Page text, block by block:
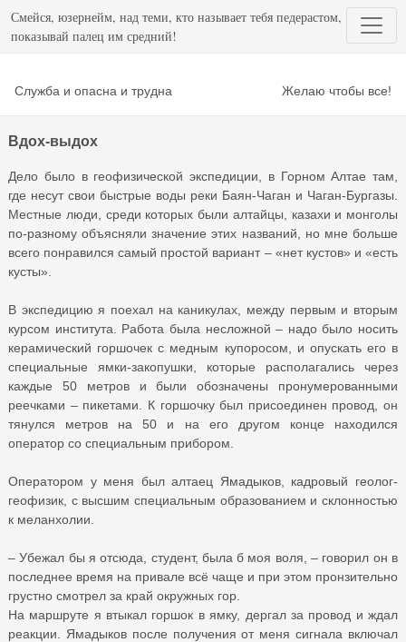
Смейся, юзернейм, над теми, кто называет тебя педерастом,
показывай палец им средний!
Служба и опасна и трудна Желаю чтобы все!
Вдох-выдох
Дело было в геофизической экспедиции, в Горном Алтае там,
где несут свои быстрые воды реки Баян-Чаган и Чаган-Бургазы.
Местные люди, среди которых были алтайцы, казахи и монголы
по-разному объясняли значение этих названий, но мне больше
всего понравился самый простой вариант – «нет кустов» и «есть
кусты».
В экспедицию я поехал на каникулах, между первым и вторым
курсом института. Работа была несложной – надо было носить
керамический горшочек с медным купоросом, и опускать его в
специальные ямки-закопушки, которые располагались через
каждые 50 метров и были обозначены пронумерованными
реечками – пикетами. К горшочку был присоединен провод, он
тянулся метров на 50 и на его другом конце находился
оператор со специальным прибором.
Оператором у меня был алтаец Ямадыков, кадровый геолог-
геофизик, с высшим специальным образованием и склонностью
к меланхолии.
– Убежал бы я отсюда, студент, была б моя воля, – говорил он в
последнее время на привале всё чаще и при этом пронзительно
грустно смотрел за край окружных гор.
На маршруте я втыкал горшок в ямку, дергал за провод и ждал
реакции. Ямадыков после получения от меня сигнала включал